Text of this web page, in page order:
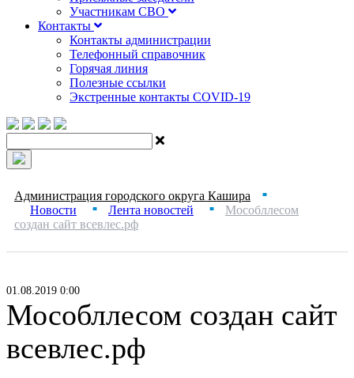
Участникам СВО
Контакты
Контакты администрации
Телефонный справочник
Горячая линия
Полезные ссылки
Экстренные контакты COVID-19
Администрация городского округа Кашира ■
Новости ■ Лента новостей ■
Мособллесом
создан сайт всевлес.рф
01.08.2019 0:00
Мособллесом создан сайт
всевлес.рф